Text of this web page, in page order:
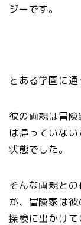
ジーです。
とある学園に通
彼の両親は冒
は帰っていな
状態でした。
そんな両親と
が、冒険家は
探検に出かけて